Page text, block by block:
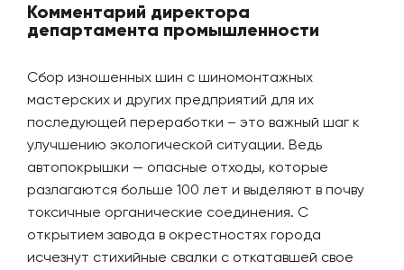
Комментарий директора
департамента промышленности
Сбор изношенных шин с шиномонтажных
мастерских и других предприятий для их
последующей переработки – это важный шаг к
улучшению экологической ситуации. Ведь
автопокрышки — опасные отходы, которые
разлагаются больше 100 лет и выделяют в почву
токсичные органические соединения. С
открытием завода в окрестностях города
исчезнут стихийные свалки с откатавшей свое